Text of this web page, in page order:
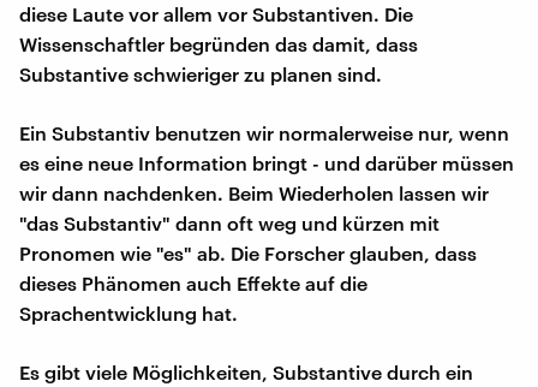
diese Laute vor allem vor Substantiven. Die
Wissenschaftler begründen das damit, dass
Substantive schwieriger zu planen sind.
Ein Substantiv benutzen wir normalerweise nur, wenn
es eine neue Information bringt - und darüber müssen
wir dann nachdenken. Beim Wiederholen lassen wir
"das Substantiv" dann oft weg und kürzen mit
Pronomen wie "es" ab. Die Forscher glauben, dass
dieses Phänomen auch Effekte auf die
Sprachentwicklung hat.
Es gibt viele Möglichkeiten, Substantive durch ein